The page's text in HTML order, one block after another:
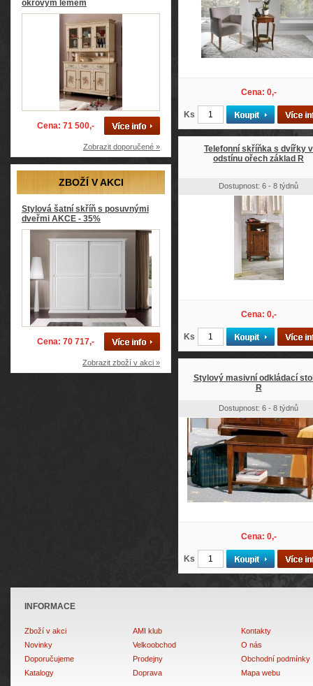
okrovým lemem
Cena: 71 500,-
Zobrazit doporučené »
ZBOŽÍ V AKCI
Stylová šatní skříň s posuvnými
dveřmi AKCE - 35%
Cena: 70 717,-
Zobrazit zboží v akci »
Cena: 0,-
Ks
Telefonní skříňka s dvířky v
odstínu ořech základ R
Dostupnost: 6 - 8 týdnů
Cena: 0,-
Ks
Stylový masivní odkládací
R
Dostupnost: 6 - 8 týdnů
Cena: 0,-
Ks
INFORMACE
Zboží v akci
Novinky
Doporučujeme
Katalogy
AMI klub
Velkoobchod
Prodejny
Doprava
Kontakty
O nás
Obchodní podmínky
Mapa webu